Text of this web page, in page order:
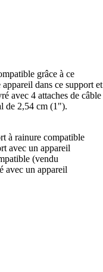
grâce à ce
dans ce support et
avec 4 attaches de câble
de 2,54 cm (1").
à rainure compatible
avec un appareil
(vendu
avec un appareil